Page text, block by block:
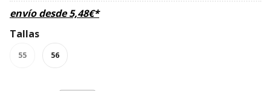
envío desde5,48€*
Tallas
55 56